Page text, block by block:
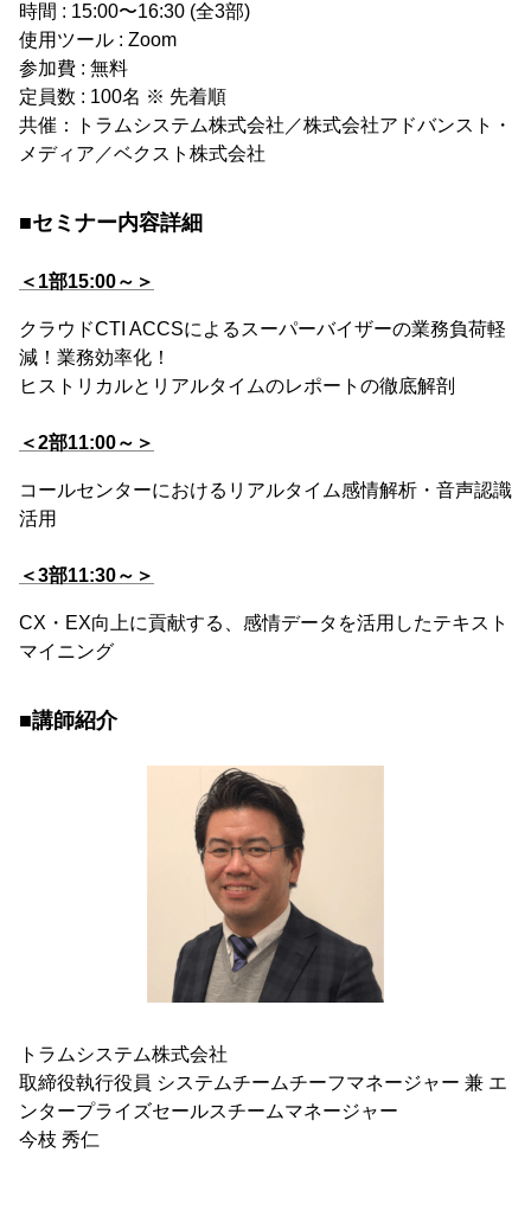
時間 : 15:00〜16:30 (全3部)
使用ツール : Zoom
参加費 : 無料
定員数 : 100名 ※ 先着順
共催：トラムシステム株式会社／株式会社アドバンスト・
メディア／ベクスト株式会社
■セミナー内容詳細
＜1部15:00～＞
クラウドCTI ACCSによるスーパーバイザーの業務負荷軽
減！業務効率化！
ヒストリカルとリアルタイムのレポートの徹底解剖
＜2部11:00～＞
コールセンターにおけるリアルタイム感情解析・音声認識
活用
＜3部11:30～＞
CX・EX向上に貢献する、感情データを活用したテキスト
マイニング
■講師紹介
トラムシステム株式会社
取締役執行役員 システムチームチーフマネージャー 兼 エ
ンタープライズセールスチームマネージャー
今枝 秀仁